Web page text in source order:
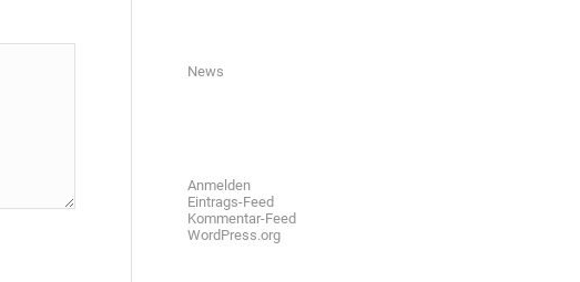
News
Anmelden
Eintrags-Feed
Kommentar-Feed
WordPress.org